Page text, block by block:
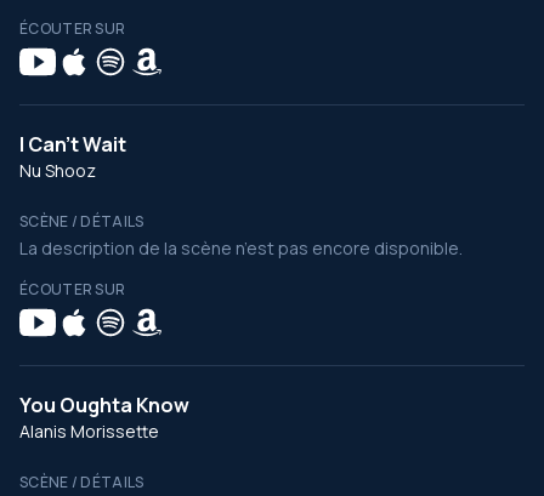
ÉCOUTER SUR
I Can't Wait
Nu Shooz
SCÈNE / DÉTAILS
La description de la scène n’est pas encore disponible.
ÉCOUTER SUR
You Oughta Know
Alanis Morissette
SCÈNE / DÉTAILS